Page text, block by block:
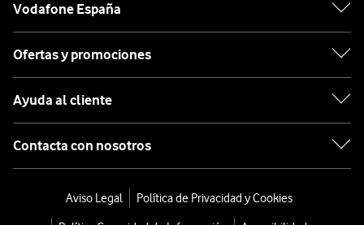
Vodafone España
Ofertas y promociones
Ayuda al cliente
Contacta con nosotros
Aviso Legal
Política de Privacidad y Cookies